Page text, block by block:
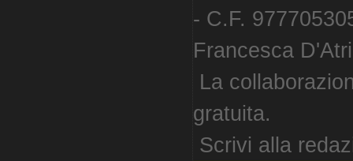
- C.F.
Francesca
La
gratuita.
Scrivi alla